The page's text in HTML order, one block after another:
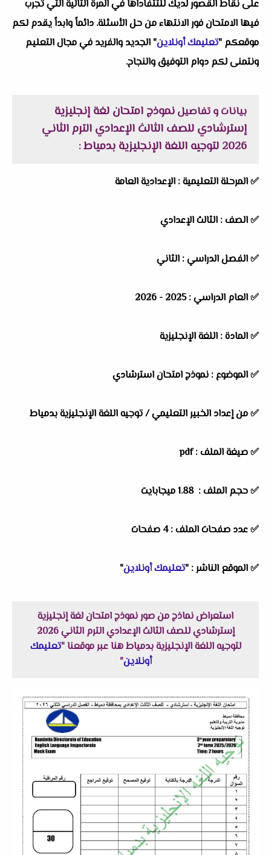
على نقاط القصور لديك للتتفاداها في المرة التالية التي تجرب
فيها الامتحان فور الانتهاء من حل الأسئلة. دائماً وابداً يقدم لكم
موقعكم "تعليمك أونلاين" الجديد والفريد في مجال التعليم
ونتمنى لكم دوام التوفيق والنجاح.
بيانات و تفاصيلنموذج امتحان لغة إنجليزية
إسترشادي للصف الثالث الإعدادي الترم الثاني
2026 لتوجيه اللغة الإنجليزية بدمياط
:
✅المرحلة التعليمية : الإعدادية العامة
✅الصف : الثالث الإعدادي
✅الفصل الدراسي : الثاني
✅العام الدراسي :2025 - 2026
✅المادة : اللغة الإنجليزية
✅الموضوع : نموذج امتحان استرشادي
✅من إعداد الخبير التعليمي /توجيه اللغة الإنجليزية بدمياط
✅ صيغة الملف : pdf
✅ حجم الملف : 1.88 ميجابايت
✅ عدد صفحات الملف : 4 صفحات
✅الموقع الناشر : "تعليمك أونلاين"
استعراض نماذج من صور نموذج امتحان لغة إنجليزية
إسترشادي للصف الثالث الإعدادي الترم الثاني 2026
لتوجيه اللغة الإنجليزية بدمياط هنا عبر موقعنا "تعليمك
أونلاين"